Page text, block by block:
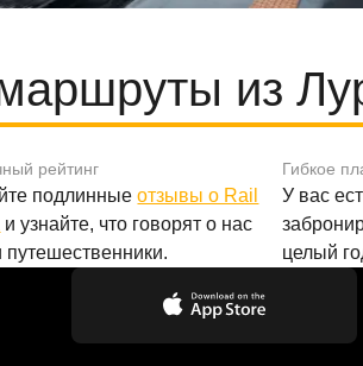
из
рейтинг
подлинныеотзывы о Rail
и узнайте, что говорят о нас
Гибкое
У вас
целый